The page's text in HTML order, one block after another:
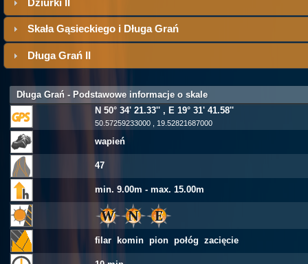
Dziurki II
Skała Gąsieckiego i Długa Grań
Długa Grań II
Długa Grań - Podstawowe informacje o skale
N 50° 34' 21.33'' , E 19° 31' 41.58''
50.57259233000 , 19.52821687000
wapień
47
min. 9.00m - max. 15.00m
filar komin pion połóg zacięcie